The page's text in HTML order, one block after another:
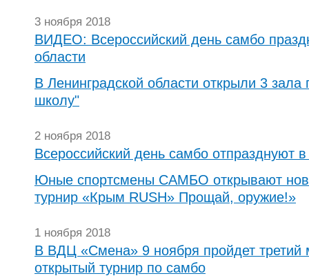
3 ноября 2018
ВИДЕО: Всероссийский день самбо
области
В Ленинградской области открыли 3 зала
школу"
2 ноября 2018
Всероссийский день самбо отпразднуют
Юные спортсмены САМБО открывают
турнир «Крым RUSH» Прощай, оружие!»
1 ноября 2018
В ВДЦ «Смена» 9 ноября пройдет третий
открытый турнир по самбо